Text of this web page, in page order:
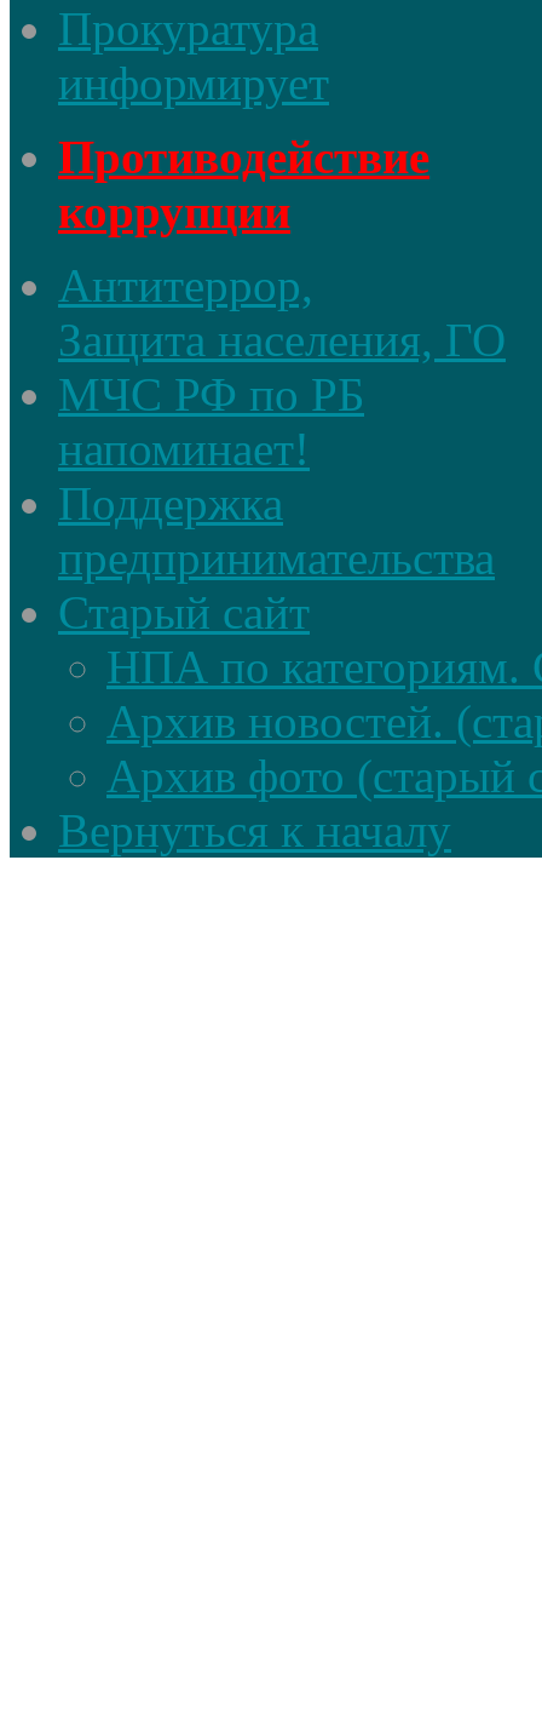
Прокуратура
информирует
Противодействие
коррупции
Антитеррор,
Защита населения, ГО
МЧС РФ по РБ
напоминает!
Поддержка
предпринимательства
Старый сайт
НПА по категориям.
Архив новостей.
Архив фото (старый
Вернуться к началу